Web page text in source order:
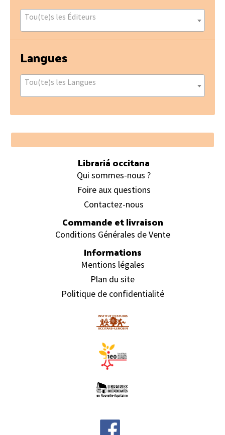
Tou(te)s les Éditeurs
Langues
Tou(te)s les Langues
Footer
Librariá occitana
Qui sommes-nous ?
Foire aux questions
Contactez-nous
Commande et livraison
Conditions Générales de Vente
Informations
Mentions légales
Plan du site
Politique de confidentialité